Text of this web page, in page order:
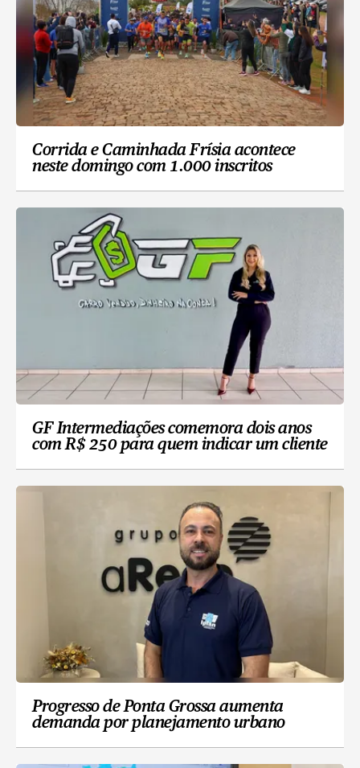
Corrida e Caminhada Frísia acontece
neste domingo com 1.000 inscritos
GF Intermediações comemora dois anos
com R$ 250 para quem indicar um cliente
Progresso de Ponta Grossa aumenta
demanda por planejamento urbano